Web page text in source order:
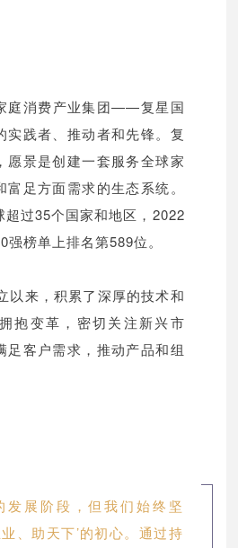
庭消费产业集团——复星国
实践者、推动者和先锋。复
愿景是创建一套服务全球家
足方面需求的生态系统。
超过35个国家和地区，2022
榜单上排名第589位。
以来，积累了深厚的技术和
抱变革，密切关注新兴市
足客户需求，推动产品和组
发展阶段，但我们始终坚
、助天下’的初心。通过持